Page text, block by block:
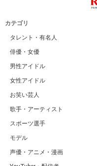
カテゴリ
タレント・有名人
俳優・女優
男性アイドル
女性アイドル
お笑い芸人
歌手・アーティスト
スポーツ選手
モデル
声優・アニメ・漫画